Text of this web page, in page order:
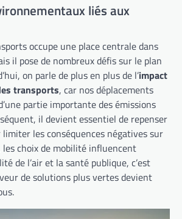
liés aux
occupe une place centrale dans
il pose de nombreux défis sur le plan
on parle de plus en plus de l’impact
transports, car nos déplacements
partie importante des émissions
il devient essentiel de repenser
les conséquences négatives sur
choix de mobilité influencent
de l’air et la santé publique, c’est
de solutions plus vertes devient